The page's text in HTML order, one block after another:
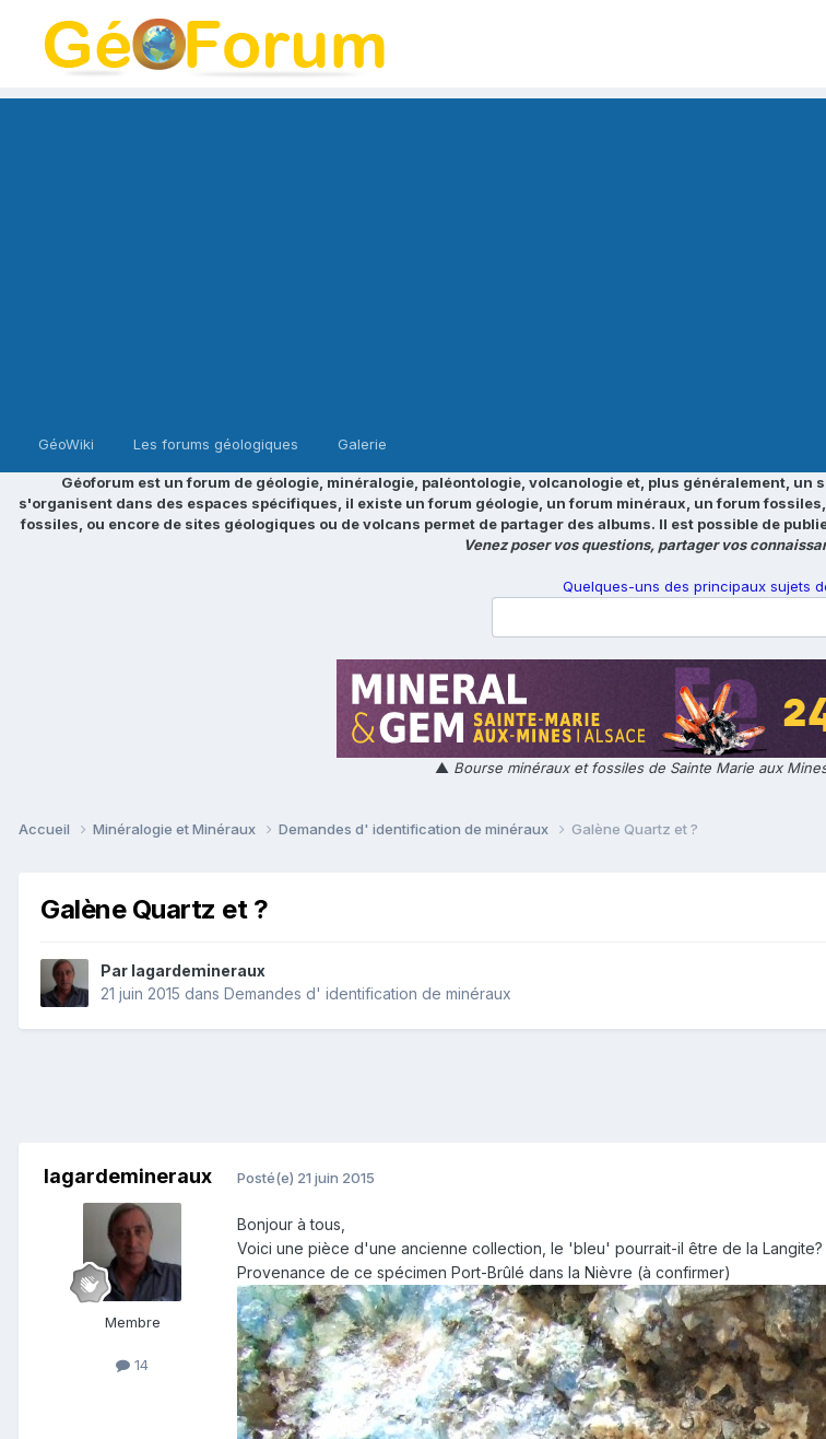
GéoWiki Les forums géologiques Galerie
Géoforum est un forum de géologie, minéralogie, paléontologie, volcanologie et, plus généralement,
s'organisent dans des espaces spécifiques, il existe un forum géologie, un forum minéraux, un forum
fossiles, ou encore de sites géologiques ou de volcans permet de partager des albums. Il est possible de
Venez poser vos questions, partager vos
Quelques-uns des principaux sujets
▲ Bourse minéraux et fossiles de Sainte Marie aux
Accueil Minéralogie et Minéraux Demandes d' identification de minéraux Galène Quartz et ?
Galène Quartz et ?
Par lagardemineraux
21 juin 2015 dans Demandes d' identification de minéraux
lagardemineraux
Membre
14
Posté(e) 21 juin 2015
Bonjour à tous,
Voici une pièce d'une ancienne collection, le 'bleu' pourrait-il être de la Langite?
Provenance de ce spécimen Port-Brûlé dans la Nièvre (à confirmer)